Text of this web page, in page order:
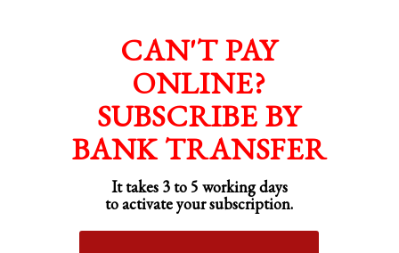
CAN'T PAY
ONLINE?
SUBSCRIBE BY
BANK TRANSFER
It takes 3 to 5 working days
to activate your subscription.